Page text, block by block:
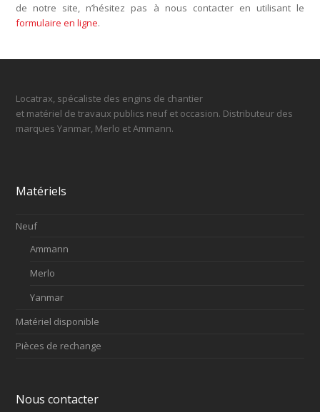
de notre site, n’hésitez pas à nous contacter en utilisant le
formulaire en ligne.
Locatrax, spécaliste des engins de chantier
et matériel de travaux publics neuf et occasion. Distributeur des
marques Yanmar, Merlo et Ammann.
Matériels
Neuf
Ammann
Merlo
Yanmar
Matériel disponible
Pièces de rechange
Nous contacter